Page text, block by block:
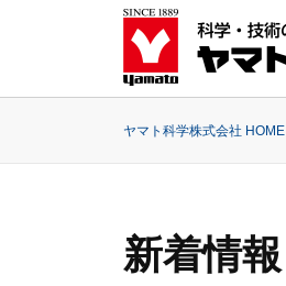
ヤマト科学株式会社 HOME
新着情報